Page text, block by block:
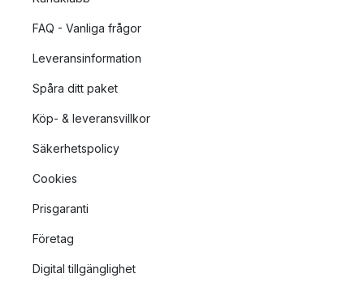
FAQ - Vanliga frågor
Leveransinformation
Spåra ditt paket
Köp- & leveransvillkor
Säkerhetspolicy
Cookies
Prisgaranti
Företag
Digital tillgänglighet